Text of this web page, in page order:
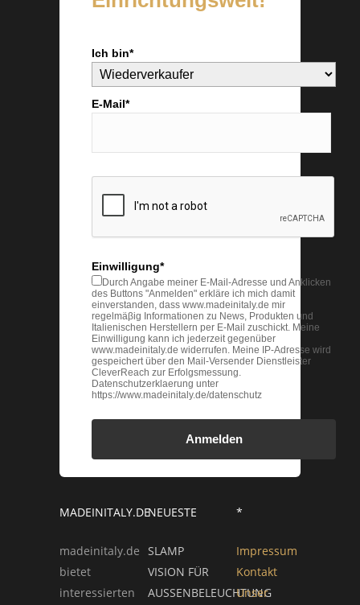
Ich bin*
E-Mail*
Einwilligung*
Durch Angabe meiner E-Mail-Adresse und Anklicken
des Buttons "Anmelden" erkläre ich mich damit
einverstanden, dass www.madeinitaly.de mir
regelmäβig Informationen zu News, Produkten und
Italienischen Herstellern per E-Mail zuschickt. Meine
Einwilligung kann ich jederzeit gegenüber
www.madeinitaly.de widerrufen. Meine IP-Adresse wird
gespeichert über den Mail-Versender Dienstleister
CleverReach zur Erfolgsmessung.
Datenschutzerklaerung unter
https://www.madeinitaly.de/datenschutz
Anmelden
MADEINITALY.DE
madeinitaly.de
bietet
interessierten
NEUESTE
SLAMP
VISION FÜR
AUSSENBELEUCHTUNG
*
Impressum
Kontakt
Unser